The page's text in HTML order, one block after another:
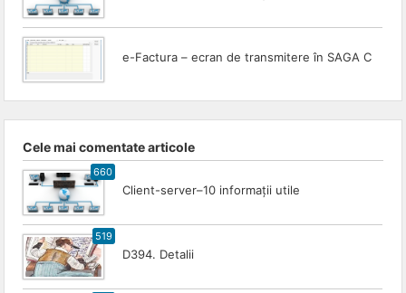
e-Factura – ecran de transmitere în SAGA C
Cele mai comentate articole
660
Client-server–10 informații utile
519
D394. Detalii